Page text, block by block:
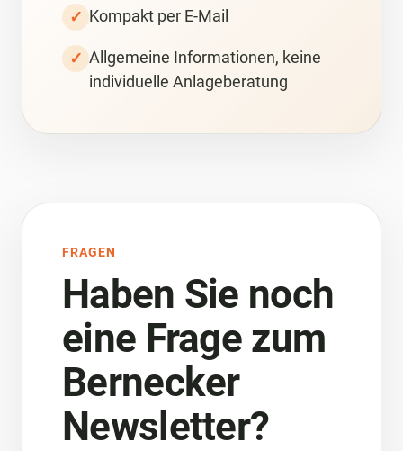
✓ Kompakt per E-Mail
✓ Allgemeine Informationen, keine
individuelle Anlageberatung
FRAGEN
Haben Sie noch
eine Frage zum
Bernecker
Newsletter?